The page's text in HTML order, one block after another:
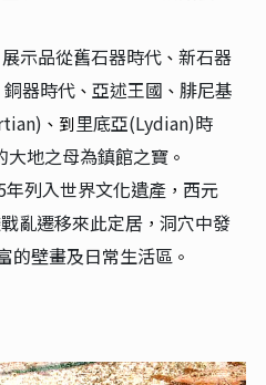
展示品從舊石器時代、 新石器
銅器時代、 亞述王國 、 腓尼基
、到里底亞(Lydian)時
大地之母為鎮館之寶。
年列入世界文化遺產， 西元
亂遷移來此定居， 洞穴中發
的壁畫及日常生活區 。